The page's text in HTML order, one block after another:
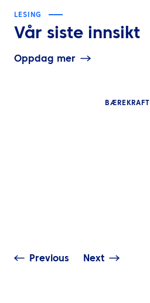
LESING
Vår siste innsikt
Oppdag mer
BÆREKRAFT
Previous Next